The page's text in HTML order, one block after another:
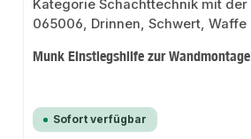
Munk Einstiegshilfe zur Wandmontage
Sofort verfügbar